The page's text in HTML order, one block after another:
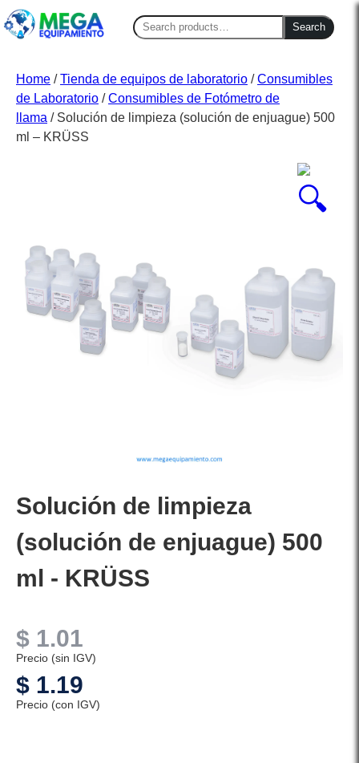
Search
for:
Search
Home /Tienda de equipos de laboratorio /Consumibles
de Laboratorio /Consumibles de Fotómetro de
llama / Solución de limpieza (solución de enjuague) 500
ml – KRÜSS
Solución de limpieza
(solución de enjuague) 500
ml - KRÜSS
$ 1.01
Precio (sin IGV)
$ 1.19
Precio (con IGV)